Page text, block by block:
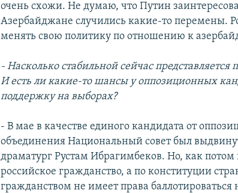
очень схожи. Не думаю, что Путин
Азербайджане случились какие-то перемены.
менять свою политику по отношению к
- Насколько стабильной сейчас представляется
И есть ли какие-то шансы у оппозиционных
поддержку на выборах?
- В мае в качестве единого кандидата от
объединения Национальный совет был
драматург Рустам Ибрагимбеков. Но, как потом
российское гражданство, а по конституции
гражданством не имеет права